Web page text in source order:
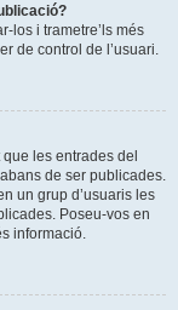
los i trametre’ls més
de control de l’usuari.
les entrades del
de ser publicades.
un grup d’usuaris les
Poseu-vos en
informació.